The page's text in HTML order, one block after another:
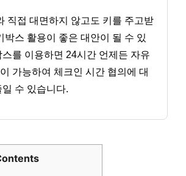
직접 대면하지 않고도 키를 주고받
박스 활용이 좋은 대안이 될 수 있
스를 이용하면 24시간 언제든 자유
가능하여 체크인 시간 협의에 대
수 있습니다.